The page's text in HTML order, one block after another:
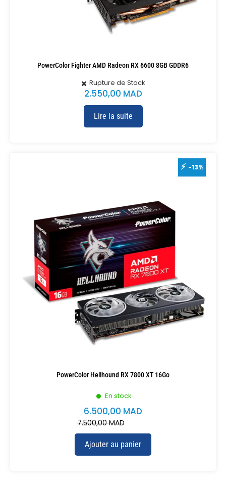
Rupture de Stock
PowerColor Fighter AMD Radeon RX 6600 8GB GDDR6
2.550,00 MAD
Lire la suite
-13%
En stock
PowerColor Hellhound RX 7800 XT 16Go
7.500,00MAD
6.500,00 MAD
Ajouter au panier